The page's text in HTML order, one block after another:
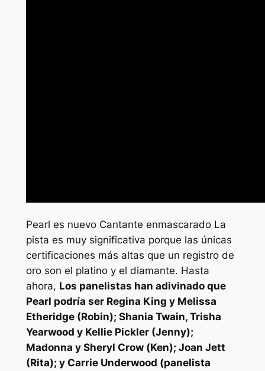
Pearl es nuevo Cantante enmascarado La
pista es muy significativa porque las únicas
certificaciones más altas que un registro de
oro son el platino y el diamante. Hasta
ahora, Los panelistas han adivinado que
Pearl podría ser Regina King y Melissa
Etheridge (Robin); Shania Twain, Trisha
Yearwood y Kellie Pickler (Jenny);
Madonna y Sheryl Crow (Ken); Joan Jett
(Rita); y Carrie Underwood (panelista